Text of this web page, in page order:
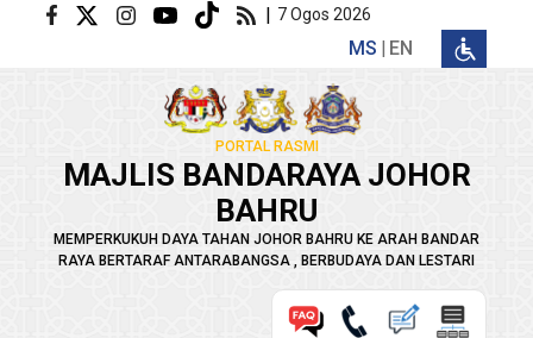
Langkau ke kandungan utama | 7 Ogos 2026
MS EN
PORTAL RASMI
MAJLIS BANDARAYA JOHOR
BAHRU
MEMPERKUKUH DAYA TAHAN JOHOR BAHRU KE ARAH BANDAR
RAYA BERTARAF ANTARABANGSA , BERBUDAYA DAN LESTARI